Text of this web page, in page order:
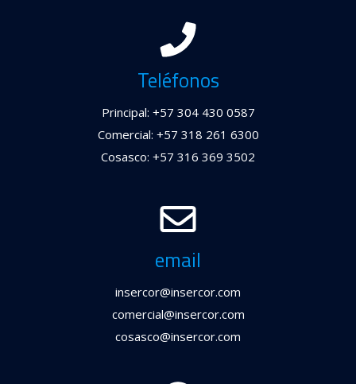
Teléfonos
Principal: +57 304 430 0587
Comercial: +57 318 261 6300
Cosasco: +57 316 369 3502
email
insercor@insercor.com
comercial@insercor.com
cosasco@insercor.com